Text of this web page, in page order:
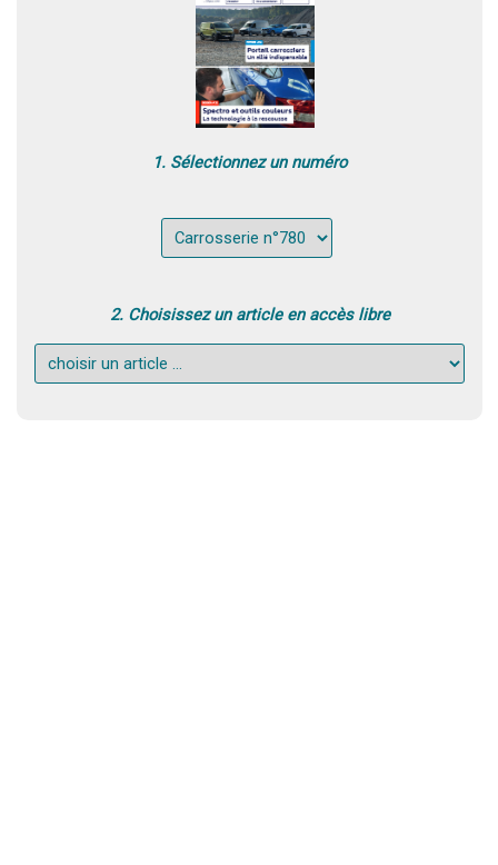
1. Sélectionnez un numéro
2. Choisissez un article en accès libre